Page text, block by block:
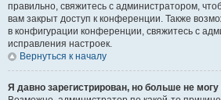
правильно, свяжитесь с администратором,
вам закрыт доступ к конференции. Также
в конфигурации конференции, свяжитесь с
исправления настроек.
Вернуться к началу
Я давно зарегистрирован, но больше не могу